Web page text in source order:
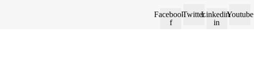
Facebook-
f
TwitterLinkedin-
in
Youtube